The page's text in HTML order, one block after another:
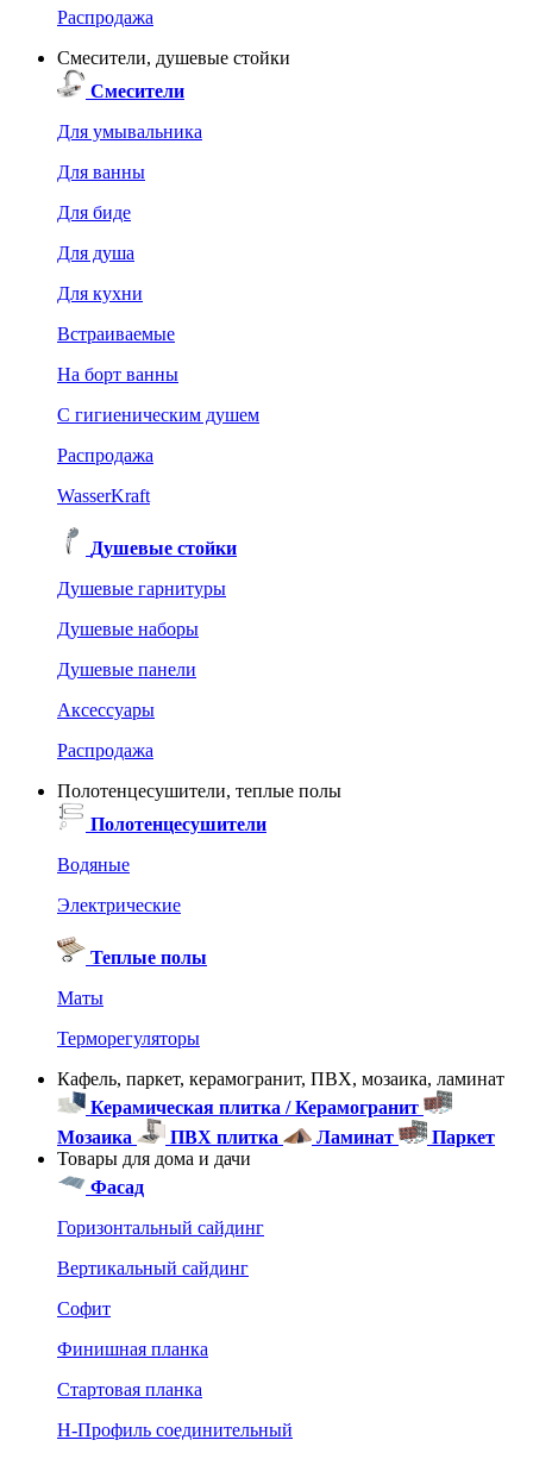
Распродажа
Смесители, душевые стойки
Смесители
Для умывальника
Для ванны
Для биде
Для душа
Для кухни
Встраиваемые
На борт ванны
C гигиеническим душем
Распродажа
WasserKraft
Душевые стойки
Душевые гарнитуры
Душевые наборы
Душевые панели
Аксессуары
Распродажа
Полотенцесушители, теплые полы
Полотенцесушители
Водяные
Электрические
Теплые полы
Маты
Терморегуляторы
Кафель, паркет, керамогранит, ПВХ, мозаика, ламинат
Керамическая плитка / Керамогранит
Мозаика
ПВХ плитка Ламинат
Паркет
Товары для дома и дачи
Фасад
Горизонтальный сайдинг
Вертикальный сайдинг
Софит
Финишная планка
Стартовая планка
Н-Профиль соединительный